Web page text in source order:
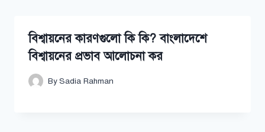
বিশ্বায়নের কারণগুলো কি কি? বাংলাদেশে
বিশ্বায়নের প্রভাব আলোচনা কর
BySadia Rahman